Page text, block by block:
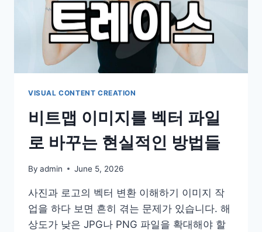
VISUAL CONTENT CREATION
비트맵 이미지를 벡터 파일
로 바꾸는 현실적인 방법들
By admin June 5, 2026
사진과 로고의 벡터 변환 이해하기 이미지 작
업을 하다 보면 흔히 겪는 문제가 있습니다. 해
상도가 낮은 JPG나 PNG 파일을 확대해야 할